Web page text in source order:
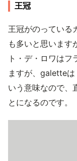
王冠
王冠がのっている
も多いと思います
ト・デ・ロワは
ますが、galette
いう意味なので、
とになるのです。